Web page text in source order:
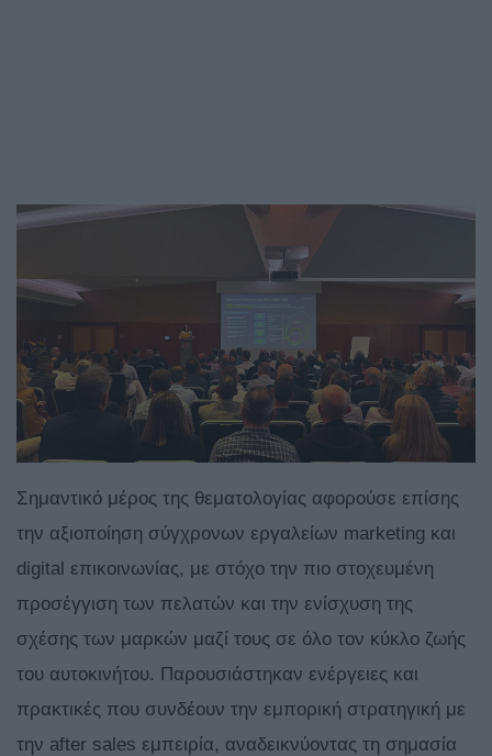
Σημαντικό μέρος της θεματολογίας αφορούσε επίσης
την αξιοποίηση σύγχρονων εργαλείων marketing και
digital επικοινωνίας, με στόχο την πιο στοχευμένη
προσέγγιση των πελατών και την ενίσχυση της
σχέσης των μαρκών μαζί τους σε όλο τον κύκλο ζωής
του αυτοκινήτου. Παρουσιάστηκαν ενέργειες και
πρακτικές που συνδέουν την εμπορική στρατηγική με
την after sales εμπειρία, αναδεικνύοντας τη σημασία